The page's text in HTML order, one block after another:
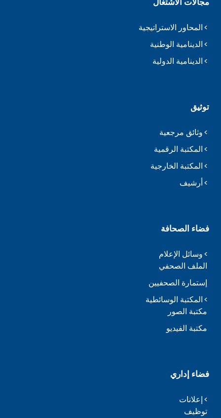
المحاور الاستراتيجية
الدينامية الوطنية
الدينامية الدولية
توثيق
وثائق مرجعية
المكتبة الرقمية
المكتبة الخارجية
أرشيف
فضاء الصحافة
وسائل الإعلام
الملف الصحفي
إستمارة الصحفيين
المكتبة الوسائطية
مكتبة الصور
مكتبة الفيديو
فضاء إداري
إعلانات
توظيف